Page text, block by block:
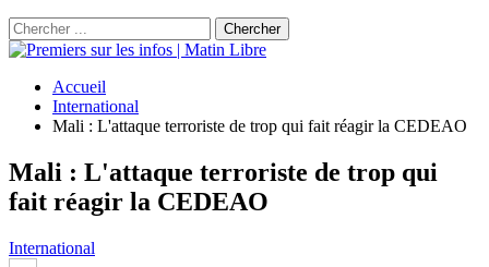
Accueil
International
Mali : L'attaque terroriste de trop qui fait réagir la CEDEAO
Mali : L'attaque terroriste de trop qui
fait réagir la CEDEAO
International